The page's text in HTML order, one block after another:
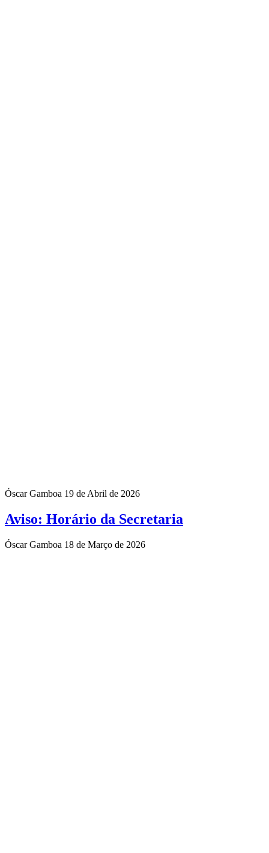
Óscar Gamboa 19 de Abril de 2026
Aviso: Horário da Secretaria
Óscar Gamboa 18 de Março de 2026